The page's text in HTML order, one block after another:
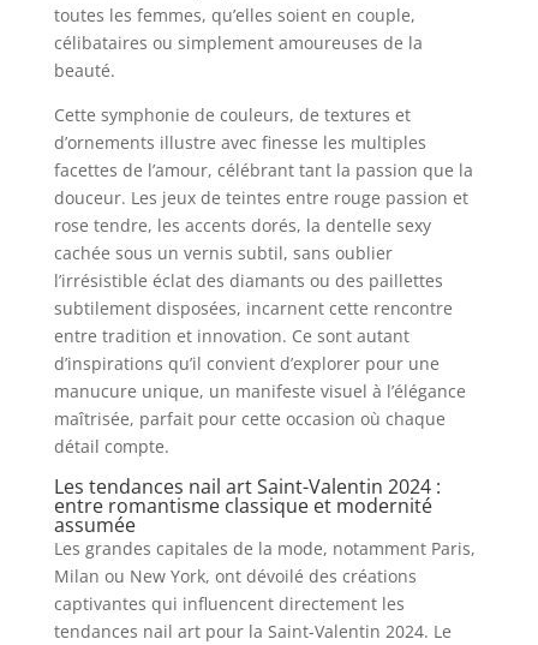
toutes les femmes, qu’elles soient en couple,
célibataires ou simplement amoureuses de la
beauté.
Cette symphonie de couleurs, de textures et
d’ornements illustre avec finesse les multiples
facettes de l’amour, célébrant tant la passion que la
douceur. Les jeux de teintes entre rouge passion et
rose tendre, les accents dorés, la dentelle sexy
cachée sous un vernis subtil, sans oublier
l’irrésistible éclat des diamants ou des paillettes
subtilement disposées, incarnent cette rencontre
entre tradition et innovation. Ce sont autant
d’inspirations qu’il convient d’explorer pour une
manucure unique, un manifeste visuel à l’élégance
maîtrisée, parfait pour cette occasion où chaque
détail compte.
Les tendances nail art Saint-Valentin 2024 :
entre romantisme classique et modernité
assumée
Les grandes capitales de la mode, notamment Paris,
Milan ou New York, ont dévoilé des créations
captivantes qui influencent directement les
tendances nail art pour la Saint-Valentin 2024. Le